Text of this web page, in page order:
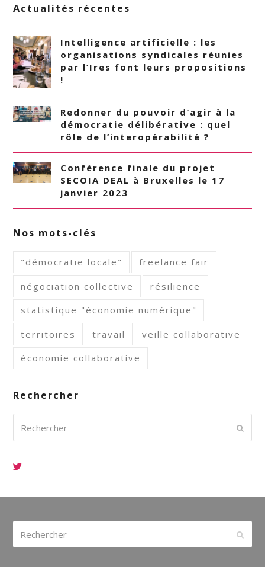
Actualités récentes
Intelligence artificielle : les
organisations syndicales réunies
par l’Ires font leurs propositions
!
Redonner du pouvoir d’agir à la
démocratie délibérative : quel
rôle de l’interopérabilité ?
Conférence finale du projet
SECOIA DEAL à Bruxelles le 17
janvier 2023
Nos mots-clés
"démocratie locale" freelance fair
négociation collective résilience
statistique "économie numérique"
territoires travail veille collaborative
économie collaborative
Rechercher